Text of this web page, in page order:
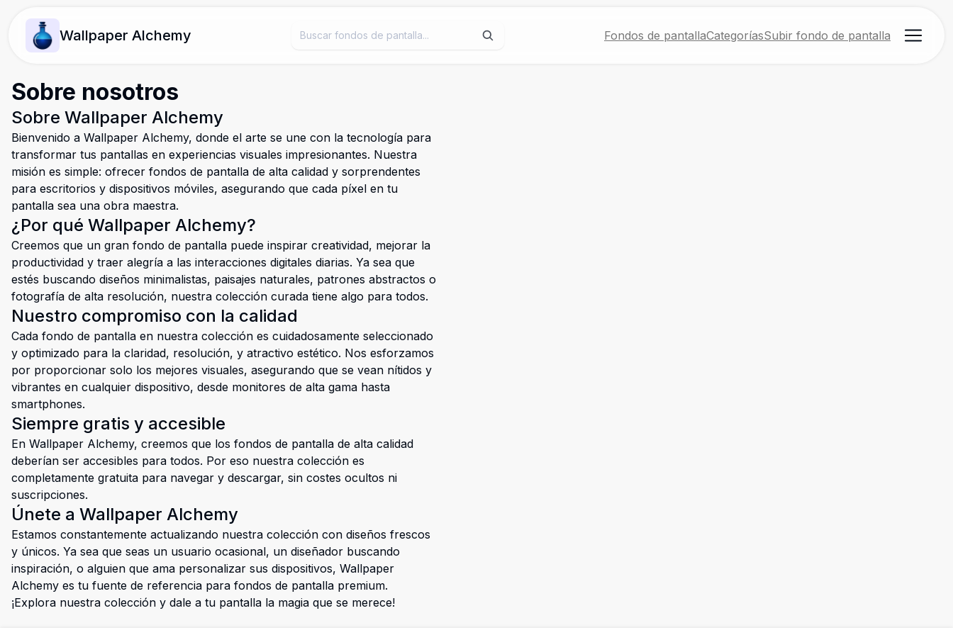
Wallpaper Alchemy Fondos de pantallaCategoríasSubir fondo de pantalla
Sobre nosotros
Sobre Wallpaper Alchemy
Bienvenido a Wallpaper Alchemy, donde el arte se une con la tecnología para
transformar tus pantallas en experiencias visuales impresionantes. Nuestra
misión es simple: ofrecer fondos de pantalla de alta calidad y sorprendentes
para escritorios y dispositivos móviles, asegurando que cada píxel en tu
pantalla sea una obra maestra.
¿Por qué Wallpaper Alchemy?
Creemos que un gran fondo de pantalla puede inspirar creatividad, mejorar la
productividad y traer alegría a las interacciones digitales diarias. Ya sea que
estés buscando diseños minimalistas, paisajes naturales, patrones abstractos o
fotografía de alta resolución, nuestra colección curada tiene algo para todos.
Nuestro compromiso con la calidad
Cada fondo de pantalla en nuestra colección es cuidadosamente seleccionado
y optimizado para la claridad, resolución, y atractivo estético. Nos esforzamos
por proporcionar solo los mejores visuales, asegurando que se vean nítidos y
vibrantes en cualquier dispositivo, desde monitores de alta gama hasta
smartphones.
Siempre gratis y accesible
En Wallpaper Alchemy, creemos que los fondos de pantalla de alta calidad
deberían ser accesibles para todos. Por eso nuestra colección es
completamente gratuita para navegar y descargar, sin costes ocultos ni
suscripciones.
Únete a Wallpaper Alchemy
Estamos constantemente actualizando nuestra colección con diseños frescos
y únicos. Ya sea que seas un usuario ocasional, un diseñador buscando
inspiración, o alguien que ama personalizar sus dispositivos, Wallpaper
Alchemy es tu fuente de referencia para fondos de pantalla premium.
¡Explora nuestra colección y dale a tu pantalla la magia que se merece!